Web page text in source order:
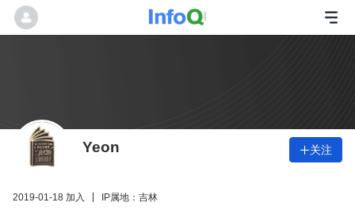
Yeon 关注
2019-01-18 加入
IP属地：吉林